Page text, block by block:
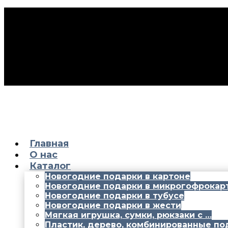
Главная
О нас
Каталог
Новогодние подарки в картоне
Новогодние подарки в
Новогодние подарки в тубусе
Новогодние подарки в жести
Мягкая игрушка, сумки, рюкзаки с …
Пластик, дерево, комбинированные